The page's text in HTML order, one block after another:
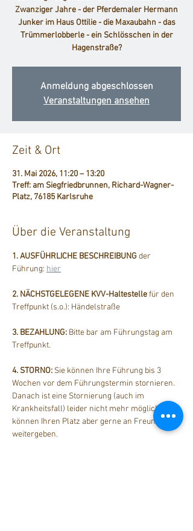
Zwanziger Jahre - der Pferdemaler Hermann
Junker im Haus Ottilie - die Maxaubahn - das
Trümmerlobberle - ein Schlösschen in der
Hagenstraße?
Anmeldung abgeschlossen
Veranstaltungen ansehen
Zeit & Ort
31. Mai 2026, 11:20 – 13:20
Treff: am Siegfriedbrunnen, Richard-Wagner-
Platz, 76185 Karlsruhe
Über die Veranstaltung
1. AUSFÜHRLICHE BESCHREIBUNG der
Führung: hier
2. NÄCHSTGELEGENE KVV-Haltestelle für den
Treffpunkt (s.o.): Händelstraße
3. BEZAHLUNG: Bitte bar am Führungstag am
Treffpunkt.
4. STORNO: Sie können Ihre Führung bis 3
Wochen vor dem Führungstermin stornieren.
Danach ist eine Stornierung (auch im
Krankheitsfall) leider nicht mehr möglich. Sie
können Ihren Platz aber gerne an Freunde
weitergeben.